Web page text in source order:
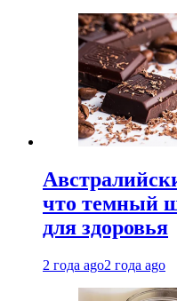
что темный
для здоровья
2 года ago2 года ago